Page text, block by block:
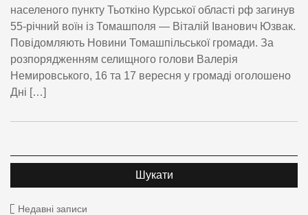
населеного пункту Тьоткіно Курської області рф загинув
55-річний воїн із Томашполя — Віталій Іванович Юзвак.
Повідомляють Новини Томашпільської громади. За
розпорядженням селищного голови Валерія
Немировського, 16 та 17 вересня у громаді оголошено
Дні […]
Недавні записи